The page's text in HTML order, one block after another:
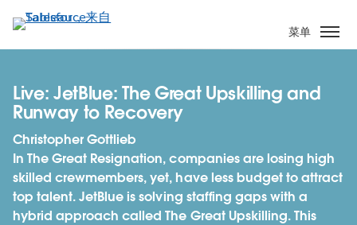
转
到
菜单
Live: JetBlue: The Great Upskilling and
Runway to Recovery
Christopher Gottlieb
In The Great Resignation, companies are losing high
skilled crewmembers, yet, have less budget to attract
top talent. JetBlue is solving staffing gaps with a
hybrid approach called The Great Upskilling. This